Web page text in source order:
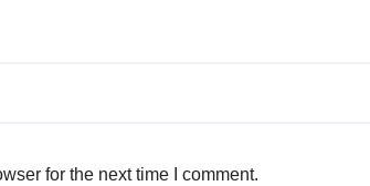
for the next time I comment.